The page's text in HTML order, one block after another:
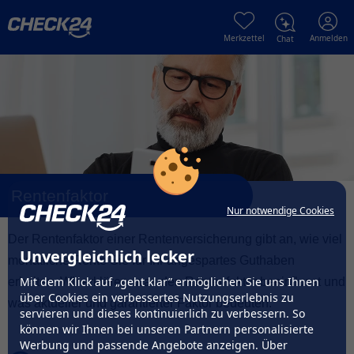
Nur notwendige Cookies
Unvergleichlich lecker
Mit dem Klick auf „geht klar” ermöglichen Sie uns Ihnen
über Cookies ein verbessertes Nutzungserlebnis zu
servieren und dieses kontinuierlich zu verbessern. So
können wir Ihnen bei unseren Partnern personalisierte
Werbung und passende Angebote anzeigen. Über
Anmelden
Chat
Merkzettel
monatliche Rente Sie für Ihr angespartes Guthaben
erhalten. Wir erklären, was den Rentenfaktor beeinflusst und
was aktueller und garantierter Faktor bedeuten.